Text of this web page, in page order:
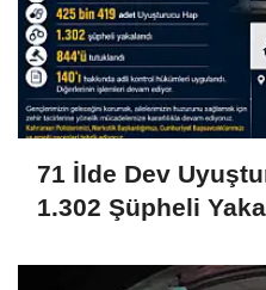
71 İlde Dev
1.302 Şüpheli